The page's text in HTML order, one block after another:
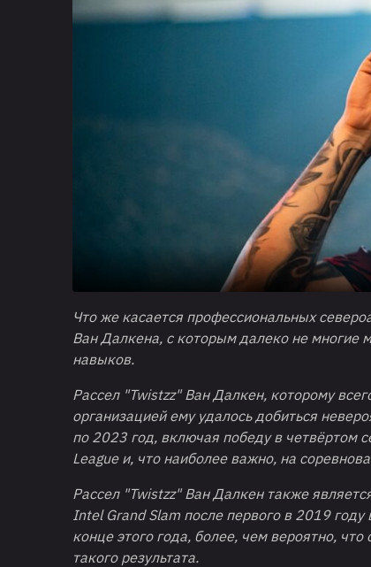
Что же касается профессиональных
Ван Далкена, с которым далеко не многие
навыков.
Рассел "Twistzz" Ван Далкен, которому
организацией ему удалось добиться
по 2023 год, включая победу в четвёртом
League и, что наиболее важно, на
Рассел "Twistzz" Ван Далкен также
Intel Grand Slam после первого в 2019 году
конце этого года, более, чем вероятно,
такого результата.